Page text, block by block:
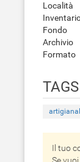
Località
Fondo
Archivio
Formato
TAGS
Il tuo